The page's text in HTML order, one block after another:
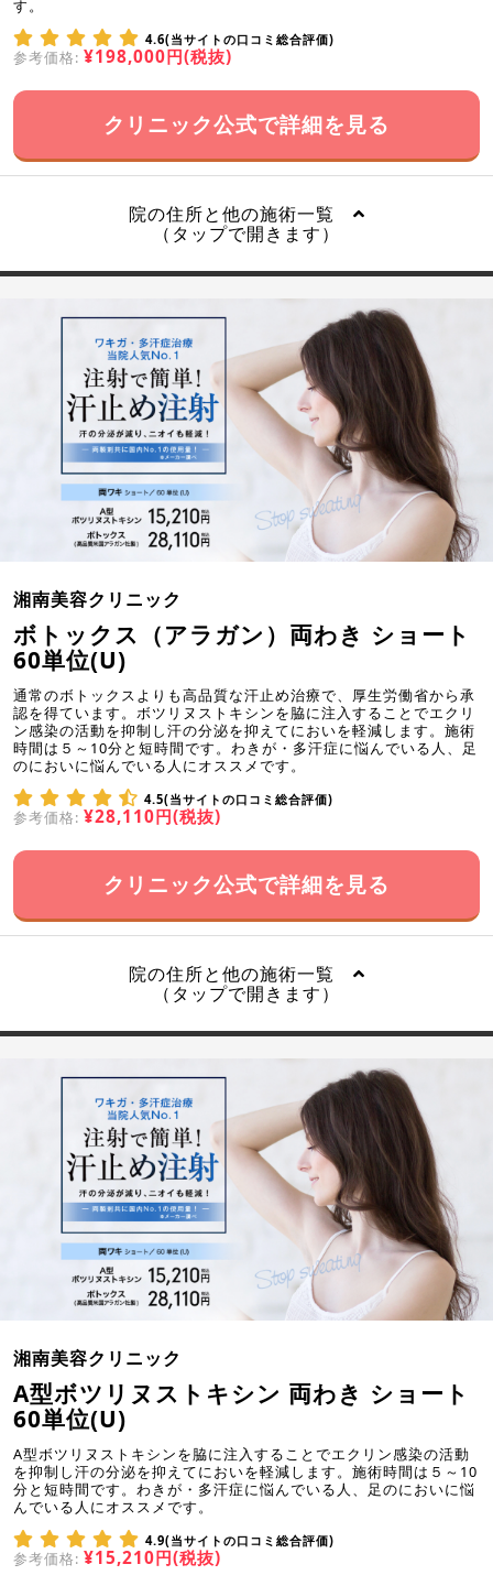
す。
4.6(当サイトの口コミ総合評価)
参考価格: ¥198,000円(税抜)
クリニック公式で詳細を見る
院の住所と他の施術一覧
（タップで開きます）
湘南美容クリニック
ボトックス（アラガン）両わき ショート
60単位(U)
通常のボトックスよりも高品質な汗止め治療で、厚生労働省から承
認を得ています。ボツリヌストキシンを脇に注入することでエクリ
ン感染の活動を抑制し汗の分泌を抑えてにおいを軽減します。施術
時間は５～10分と短時間です。わきが・多汗症に悩んでいる人、足
のにおいに悩んでいる人にオススメです。
4.5(当サイトの口コミ総合評価)
参考価格: ¥28,110円(税抜)
クリニック公式で詳細を見る
院の住所と他の施術一覧
（タップで開きます）
湘南美容クリニック
A型ボツリヌストキシン 両わき ショート
60単位(U)
A型ボツリヌストキシンを脇に注入することでエクリン感染の活動
を抑制し汗の分泌を抑えてにおいを軽減します。施術時間は５～10
分と短時間です。わきが・多汗症に悩んでいる人、足のにおいに悩
んでいる人にオススメです。
4.9(当サイトの口コミ総合評価)
参考価格: ¥15,210円(税抜)